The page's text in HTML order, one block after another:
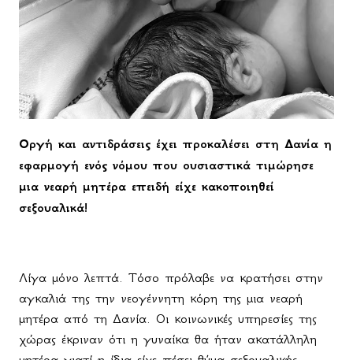
Οργή και αντιδράσεις έχει προκαλέσει στη Δανία η
εφαρμογή ενός νόμου που ουσιαστικά τιμώρησε
μια νεαρή μητέρα επειδή είχε κακοποιηθεί
σεξουαλικά!
Λίγα μόνο λεπτά. Τόσο πρόλαβε να κρατήσει στην
αγκαλιά της την νεογέννητη κόρη της μια νεαρή
μητέρα από τη Δανία. Οι κοινωνικές υπηρεσίες της
χώρας έκριναν ότι η γυναίκα θα ήταν ακατάλληλη